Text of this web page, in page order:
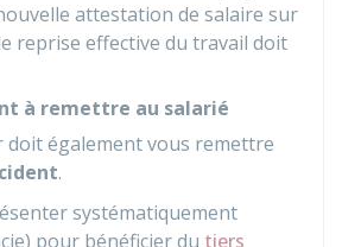
attestation de salaire sur
reprise effective du travail doit
à remettre au salarié
doit également vous remettre
.
systématiquement
pour bénéficier du tiers